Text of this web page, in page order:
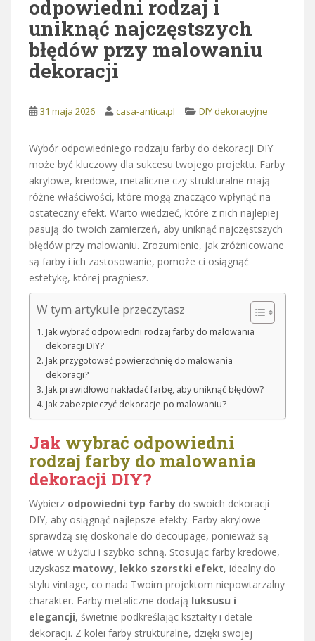
odpowiedni rodzaj i
uniknąć najczęstszych
błędów przy malowaniu
dekoracji
31 maja 2026 casa-antica.pl DIY dekoracyjne
Wybór odpowiedniego rodzaju farby do dekoracji DIY
może być kluczowy dla sukcesu twojego projektu. Farby
akrylowe, kredowe, metaliczne czy strukturalne mają
różne właściwości, które mogą znacząco wpłynąć na
ostateczny efekt. Warto wiedzieć, które z nich najlepiej
pasują do twoich zamierzeń, aby uniknąć najczęstszych
błędów przy malowaniu. Zrozumienie, jak zróżnicowane
są farby i ich zastosowanie, pomoże ci osiągnąć
estetykę, której pragniesz.
W tym artykule przeczytasz
Jak wybrać odpowiedni rodzaj farby do malowania
dekoracji DIY?
Jak przygotować powierzchnię do malowania
dekoracji?
Jak prawidłowo nakładać farbę, aby uniknąć błędów?
Jak zabezpieczyć dekoracje po malowaniu?
Jak wybrać odpowiedni
rodzaj farby do malowania
dekoracji DIY?
Wybierz odpowiedni typ farby do swoich dekoracji
DIY, aby osiągnąć najlepsze efekty. Farby akrylowe
sprawdzą się doskonale do decoupage, ponieważ są
łatwe w użyciu i szybko schną. Stosując farby kredowe,
uzyskasz matowy, lekko szorstki efekt, idealny do
stylu vintage, co nada Twoim projektom niepowtarzalny
charakter. Farby metaliczne dodają luksusu i
elegancji, świetnie podkreślając kształty i detale
dekoracji. Z kolei farby strukturalne, dzięki swojej